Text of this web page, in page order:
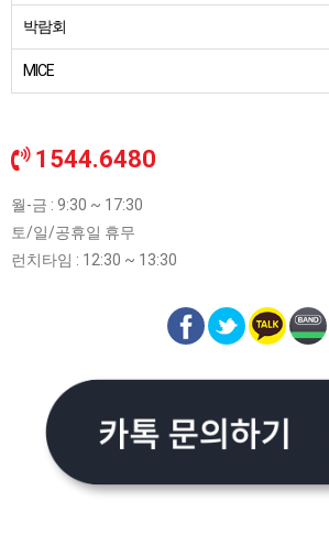
박람회
MICE
1544.6480
월-금 : 9:30 ~ 17:30
토/일/공휴일 휴무
런치타임 : 12:30 ~ 13:30